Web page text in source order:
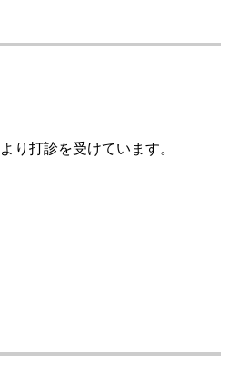
り打診を受けています。